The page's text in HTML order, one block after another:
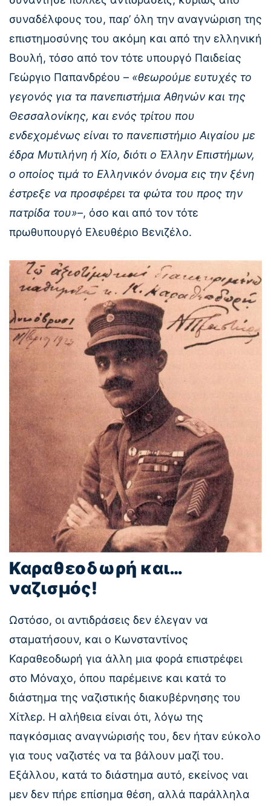
συναδέλφους του, παρ’ όλη την αναγνώριση της
επιστημοσύνης του ακόμη και από την ελληνική
Βουλή, τόσο από τον τότε υπουργό Παιδείας
Γεώργιο Παπανδρέου – «θεωρούμε ευτυχές το
γεγονός για τα πανεπιστήμια Αθηνών και της
Θεσσαλονίκης, και ενός τρίτου που
ενδεχομένως είναι το πανεπιστήμιο Αιγαίου με
έδρα Μυτιλήνη ή Χίο, διότι ο Έλλην Επιστήμων,
ο οποίος τιμά το Ελληνικόν όνομα εις την ξένη
έστρεξε να προσφέρει τα φώτα του προς την
πατρίδα του»–, όσο και από τον τότε
πρωθυπουργό Ελευθέριο Βενιζέλο.
Καραθεοδωρή και…
ναζισμός!
Ωστόσο, οι αντιδράσεις δεν έλεγαν να
σταματήσουν, και ο Κωνσταντίνος
Καραθεοδωρή για άλλη μια φορά επιστρέφει
στο Μόναχο, όπου παρέμεινε και κατά το
διάστημα της ναζιστικής διακυβέρνησης του
Χίτλερ. Η αλήθεια είναι ότι, λόγω της
παγκόσμιας αναγνώρισής του, δεν ήταν εύκολο
για τους ναζιστές να τα βάλουν μαζί του.
Εξάλλου, κατά το διάστημα αυτό, εκείνος ναι
μεν δεν πήρε επίσημα θέση, αλλά παράλληλα